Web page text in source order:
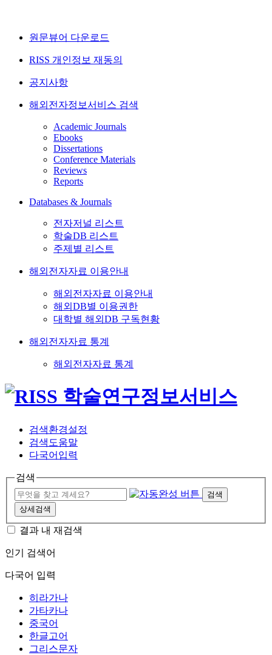
원문뷰어 다운로드
RISS 개인정보 재동의
공지사항
해외전자정보서비스 검색
Academic Journals
Ebooks
Dissertations
Conference Materials
Reviews
Reports
Databases & Journals
전자저널 리스트
학술DB 리스트
주제별 리스트
해외전자자료 이용안내
해외전자자료 이용안내
해외DB별 이용권한
대학별 해외DB 구독현황
해외전자자료 통계
해외전자자료 통계
검색환경설정
검색도움말
다국어입력
검색
검색
상세검색
결과 내 재검색
인기 검색어
다국어 입력
히라가나
가타카나
중국어
한글고어
그리스문자